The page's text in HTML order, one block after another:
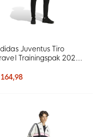
Juventus Tiro
Trainingspak 2026-
164,98